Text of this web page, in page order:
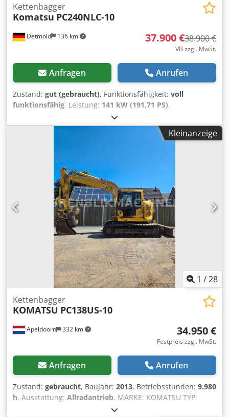
Detmold 136 km
Kettenbagger
Komatsu PC240NLC-10
37.900 €38.900 €
VB zzgl. MwSt.
Anfragen Anrufen
Zustand: gut (gebraucht), Funktionsfähigkeit: voll
funktionsfähig, Leistung: 141 kW (191,71 PS),
, Betriebsgewicht:
2015, Betriebsstunden:15.300 h, Ausstattung:
Greiferhydraulik, Hammerhydraulik, Kabine,
Grabenräumschaufel, Schnellwechseler, sauberer
Zustand, sofort einsatzbereit, transportbreite 3m, Klima,
Transport und Lieferung möglich. Besichtigung nach
Abspprache auch am Wochenende möglich. Wir erstellen
auch Zoll / Exportpapiere. Djdpfx Ansxwwzdj Hsck
Kleinanzeige
1 /28
Apeldoorn 332 km
Kettenbagger
KOMATSU PC138US-10
34.950 €
Festpreis zzgl. MwSt.
Anfragen Anrufen
Zustand: gebraucht, Baujahr: 2013, Betriebsstunden: 9.980
h, Ausstattung: Allradantrieb, MARKE: KOMATSU TYP:
PC138US-10 BAUJAHR: 2013 CE-KENNZEICHNUNG: JA